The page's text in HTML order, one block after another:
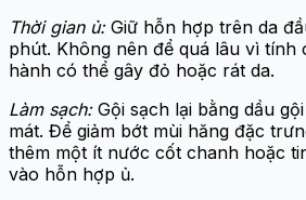
Thời gian ủ: Giữ hỗn hợp trên da
phút. Không nên để quá lâu vì tính
hành có thể gây đỏ hoặc rát da.
Làm sạch: Gội sạch lại bằng dầu
mát. Để giảm bớt mùi hăng đặc
thêm một ít nước cốt chanh hoặc
vào hỗn hợp ủ.